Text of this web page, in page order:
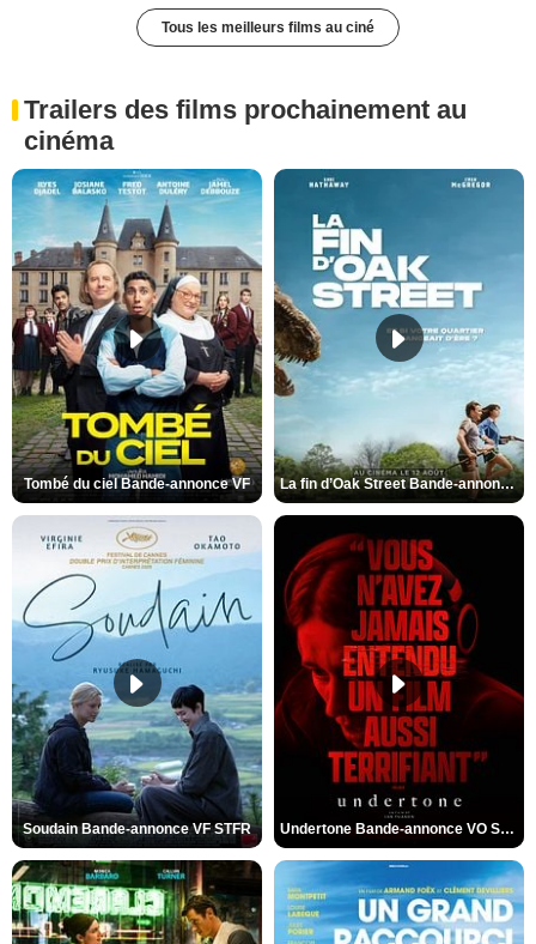
Tous les meilleurs films au ciné
Trailers des films prochainement au
cinéma
Tombé du ciel Bande-annonce VF La fin d’Oak Street Bande-annonce VO STFR
Soudain Bande-annonce VF STFR Undertone Bande-annonce VO STFR